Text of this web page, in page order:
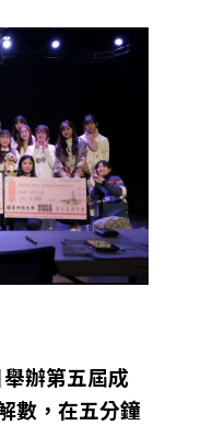
辦第五屆成
數，在五分鐘